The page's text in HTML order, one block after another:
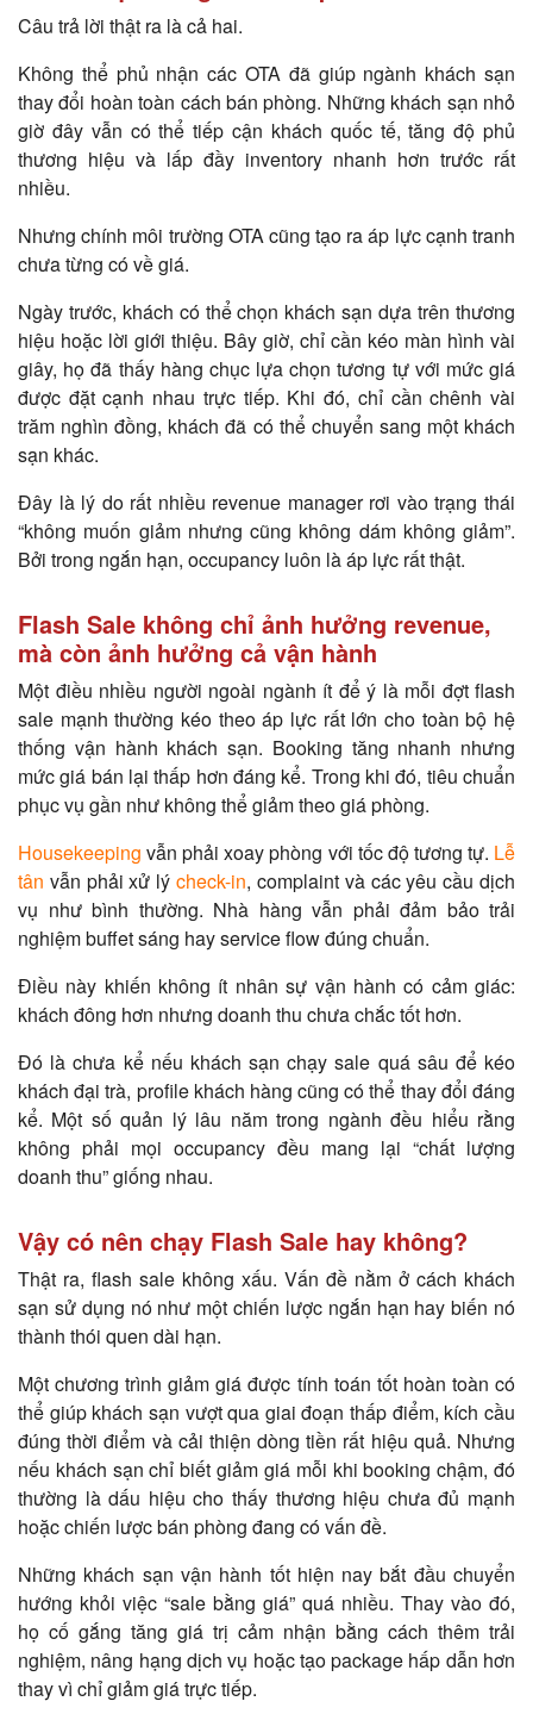
Câu trả lời thật ra là cả hai.
Không thể phủ nhận các OTA đã giúp ngành khách sạn
thay đổi hoàn toàn cách bán phòng. Những khách sạn nhỏ
giờ đây vẫn có thể tiếp cận khách quốc tế, tăng độ phủ
thương hiệu và lấp đầy inventory nhanh hơn trước rất
nhiều.
Nhưng chính môi trường OTA cũng tạo ra áp lực cạnh tranh
chưa từng có về giá.
Ngày trước, khách có thể chọn khách sạn dựa trên thương
hiệu hoặc lời giới thiệu. Bây giờ, chỉ cần kéo màn hình vài
giây, họ đã thấy hàng chục lựa chọn tương tự với mức giá
được đặt cạnh nhau trực tiếp. Khi đó, chỉ cần chênh vài
trăm nghìn đồng, khách đã có thể chuyển sang một khách
sạn khác.
Đây là lý do rất nhiều revenue manager rơi vào trạng thái
“không muốn giảm nhưng cũng không dám không giảm”.
Bởi trong ngắn hạn, occupancy luôn là áp lực rất thật.
Flash Sale không chỉ ảnh hưởng revenue,
mà còn ảnh hưởng cả vận hành
Một điều nhiều người ngoài ngành ít để ý là mỗi đợt flash
sale mạnh thường kéo theo áp lực rất lớn cho toàn bộ hệ
thống vận hành khách sạn. Booking tăng nhanh nhưng
mức giá bán lại thấp hơn đáng kể. Trong khi đó, tiêu chuẩn
phục vụ gần như không thể giảm theo giá phòng.
Housekeepingvẫn phải xoay phòng với tốc độ tương tự. Lễ
tân vẫn phải xử lýcheck-in, complaint và các yêu cầu dịch
vụ như bình thường. Nhà hàng vẫn phải đảm bảo trải
nghiệm buffet sáng hay service flow đúng chuẩn.
Điều này khiến không ít nhân sự vận hành có cảm giác:
khách đông hơn nhưng doanh thu chưa chắc tốt hơn.
Đó là chưa kể nếu khách sạn chạy sale quá sâu để kéo
khách đại trà, profile khách hàng cũng có thể thay đổi đáng
kể. Một số quản lý lâu năm trong ngành đều hiểu rằng
không phải mọi occupancy đều mang lại “chất lượng
doanh thu” giống nhau.
Vậy có nên chạy Flash Sale hay không?
Thật ra, flash sale không xấu. Vấn đề nằm ở cách khách
sạn sử dụng nó như một chiến lược ngắn hạn hay biến nó
thành thói quen dài hạn.
Một chương trình giảm giá được tính toán tốt hoàn toàn có
thể giúp khách sạn vượt qua giai đoạn thấp điểm, kích cầu
đúng thời điểm và cải thiện dòng tiền rất hiệu quả. Nhưng
nếu khách sạn chỉ biết giảm giá mỗi khi booking chậm, đó
thường là dấu hiệu cho thấy thương hiệu chưa đủ mạnh
hoặc chiến lược bán phòng đang có vấn đề.
Những khách sạn vận hành tốt hiện nay bắt đầu chuyển
hướng khỏi việc “sale bằng giá” quá nhiều. Thay vào đó,
họ cố gắng tăng giá trị cảm nhận bằng cách thêm trải
nghiệm, nâng hạng dịch vụ hoặc tạo package hấp dẫn hơn
thay vì chỉ giảm giá trực tiếp.